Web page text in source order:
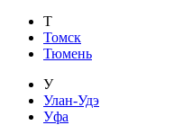
Т
Томск
Тюмень
У
Улан-Удэ
Уфа